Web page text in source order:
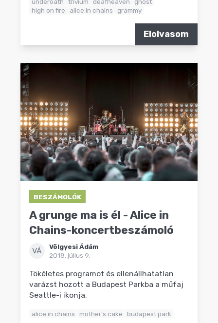
high on fire
alice in chains grammy
Elolvasom
BESZÁMOLÓK
A grunge ma is él - Alice in
Chains-koncertbeszámoló
VÁ
Völgyesi Ádám
2018. július 9.
Tökéletes programot és ellenállhatatlan
varázst hozott a Budapest Parkba a műfaj
Seattle-i ikonja.
alice in chains mother's cake budapest park